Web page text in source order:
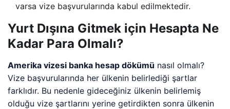
varsa vize başvurularında kabul edilmektedir.
Yurt Dışına Gitmek için Hesapta Ne
Kadar Para Olmalı?
Amerika vizesi banka hesap dökümü nasıl olmalı?
Vize başvurularında her ülkenin belirlediği şartlar
farklıdır. Bu nedenle gideceğiniz ülkenin belirlemiş
olduğu vize şartlarını yerine getirdikten sonra ülkenin